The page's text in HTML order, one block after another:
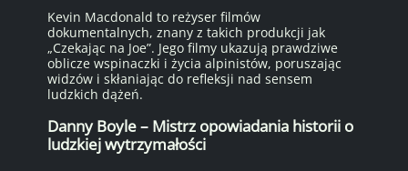
Kevin Macdonald to reżyser filmów
dokumentalnych, znany z takich produkcji jak
„Czekając na Joe”. Jego filmy ukazują prawdziwe
oblicze wspinaczki i życia alpinistów, poruszając
widzów i skłaniając do refleksji nad sensem
ludzkich dążeń.
Danny Boyle – Mistrz opowiadania historii o
ludzkiej wytrzymałości